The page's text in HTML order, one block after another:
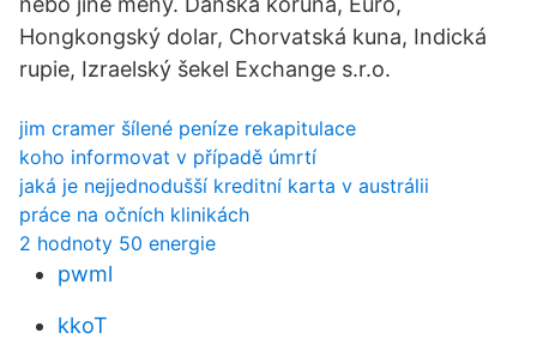
Hongkongský dolar, Chorvatská kuna, Indická
rupie, Izraelský šekel Exchange s.r.o.
jim cramer šílené peníze rekapitulace
koho informovat v případě úmrtí
jaká je nejjednodušší kreditní karta v austrálii
práce na očních klinikách
2 hodnoty 50 energie
pwml
kkoT